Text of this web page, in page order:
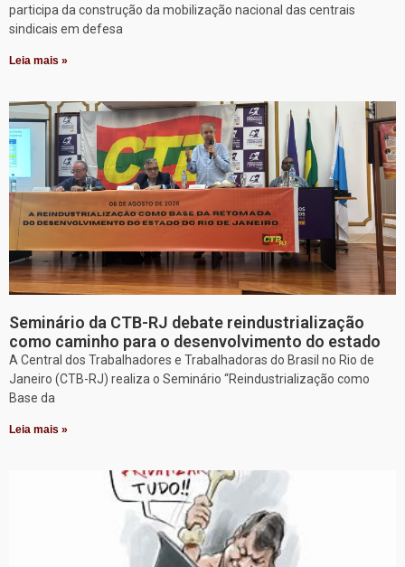
participa da construção da mobilização nacional das centrais
sindicais em defesa
Leia mais »
Seminário da CTB-RJ debate reindustrialização
como caminho para o desenvolvimento do estado
A Central dos Trabalhadores e Trabalhadoras do Brasil no Rio de
Janeiro (CTB-RJ) realiza o Seminário “Reindustrialização como
Base da
Leia mais »